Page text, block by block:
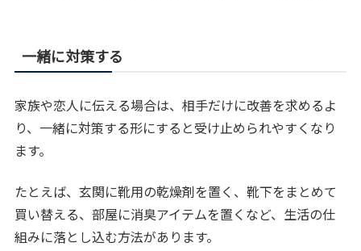
一緒に対策する
家族や恋人に伝える場合は、相手だけに改善を求めるよ
り、一緒に対策する形にすると受け止められやすくなり
ます。
たとえば、玄関に靴用の乾燥剤を置く、靴下をまとめて
買い替える、部屋に消臭アイテムを置くなど、生活の仕
組みに落とし込む方法があります。